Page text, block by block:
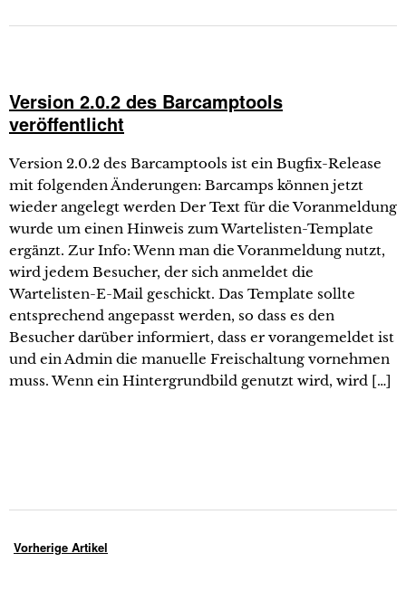
Version 2.0.2 des Barcamptools
veröffentlicht
Version 2.0.2 des Barcamptools ist ein Bugfix-Release
mit folgenden Änderungen: Barcamps können jetzt
wieder angelegt werden Der Text für die Voranmeldung
wurde um einen Hinweis zum Wartelisten-Template
ergänzt. Zur Info: Wenn man die Voranmeldung nutzt,
wird jedem Besucher, der sich anmeldet die
Wartelisten-E-Mail geschickt. Das Template sollte
entsprechend angepasst werden, so dass es den
Besucher darüber informiert, dass er vorangemeldet ist
und ein Admin die manuelle Freischaltung vornehmen
muss. Wenn ein Hintergrundbild genutzt wird, wird […]
Vorherige Artikel